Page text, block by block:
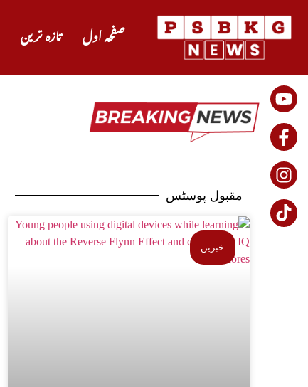
تازہ ترین صفحہ اول
مقبول پوسٹس
خبریں